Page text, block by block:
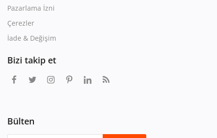
Pazarlama İzni
Çerezler
İade & Değişim
Bizi takip et
Bülten